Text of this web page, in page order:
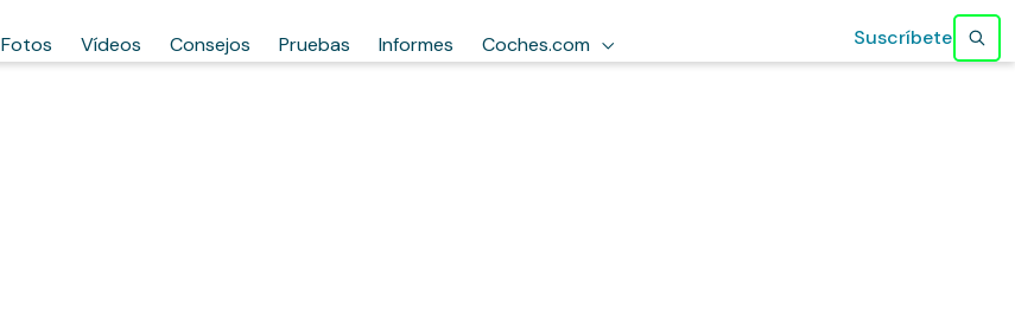
Fotos Vídeos Consejos Pruebas Informes Coches.com Suscríbete